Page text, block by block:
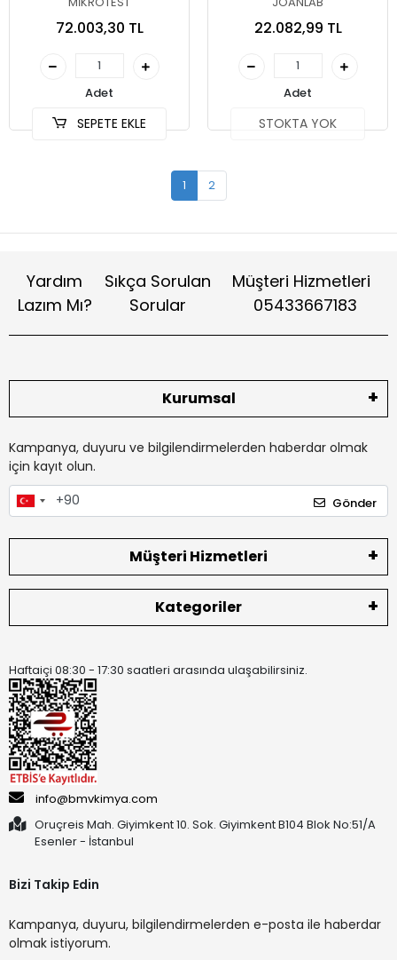
72.003,30 TL
Adet
SEPETE EKLE
22.082,99 TL
Adet
STOKTA YOK
1 2
Yardım
Lazım Mı?
Sıkça Sorulan
Sorular
Müşteri Hizmetleri
05433667183
Kurumsal
Kampanya, duyuru ve bilgilendirmelerden haberdar olmak
için kayıt olun.
Gönder
Müşteri Hizmetleri
Kategoriler
Haftaiçi 08:30 - 17:30 saatleri arasında ulaşabilirsiniz.
info@bmvkimya.com
Oruçreis Mah. Giyimkent 10. Sok. Giyimkent B104 Blok No:51/A
Esenler - İstanbul
Bizi Takip Edin
Kampanya, duyuru, bilgilendirmelerden e-posta ile haberdar
olmak istiyorum.